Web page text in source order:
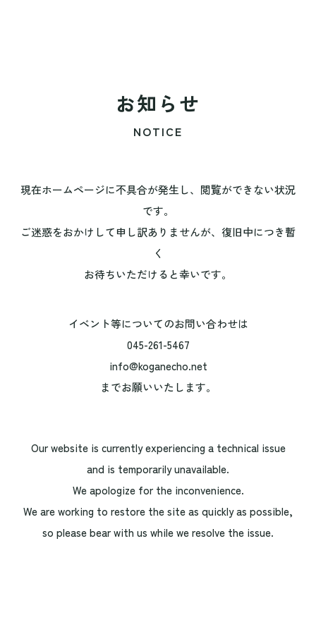
お知らせ
NOTICE
現在ホームページに不具合が発生し、閲覧ができない状況
です。
ご迷惑をおかけして申し訳ありませんが、復旧中につき暫
く
お待ちいただけると幸いです。
イベント等についてのお問い合わせは
045-261-5467
info@koganecho.net
までお願いいたします。
Our website is currently experiencing a technical issue
and is temporarily unavailable.
We apologize for the inconvenience.
We are working to restore the site as quickly as possible,
so please bear with us while we resolve the issue.